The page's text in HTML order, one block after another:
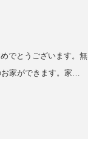
でとうございます。無
家ができます。家…